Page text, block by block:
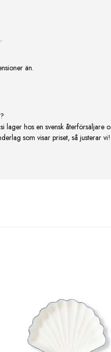
än.
lager hos en svensk återförsäljare
som visar priset, så justerar vi!